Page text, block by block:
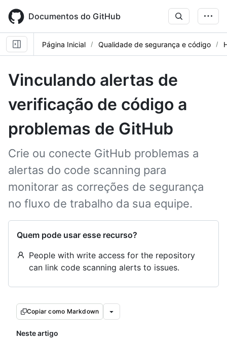
main
content
Documentos do GitHub
Página Inicial Qualidade de segurança e código
Vinculando alertas de
verificação de código a
problemas de GitHub
Crie ou conecte GitHub problemas a
alertas do code scanning para
monitorar as correções de segurança
no fluxo de trabalho da sua equipe.
Quem pode usar esse recurso?
People with write access for the repository
can link code scanning alerts to issues.
Copiar como Markdown
Neste artigo